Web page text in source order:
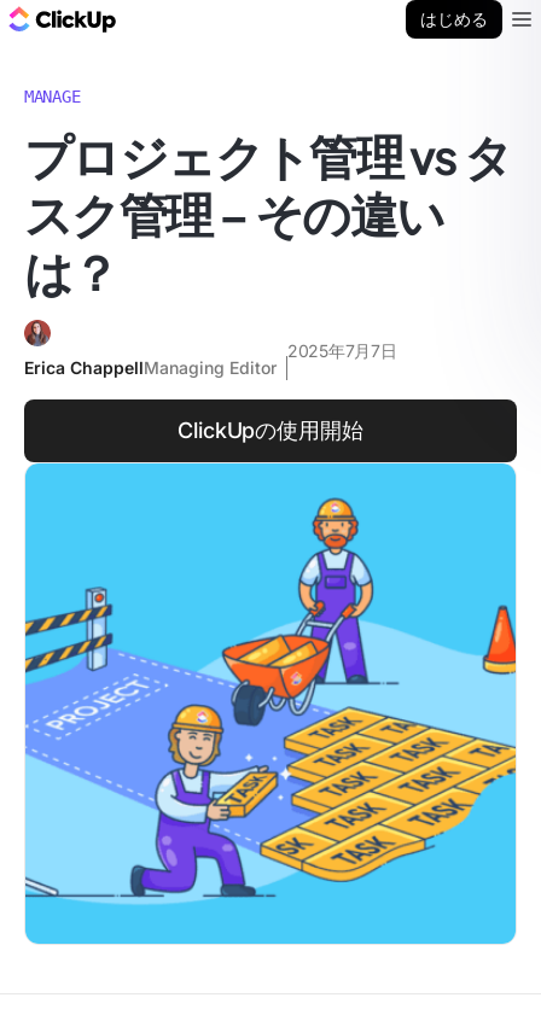
はじめる
MANAGE
プロジェクト管理 vs タ
スク管理 – その違い
は？
Erica ChappellManaging Editor
2025年7月7日
ClickUpの使用開始